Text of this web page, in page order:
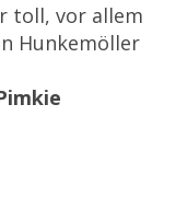
toll, vor allem
Hunkemöller